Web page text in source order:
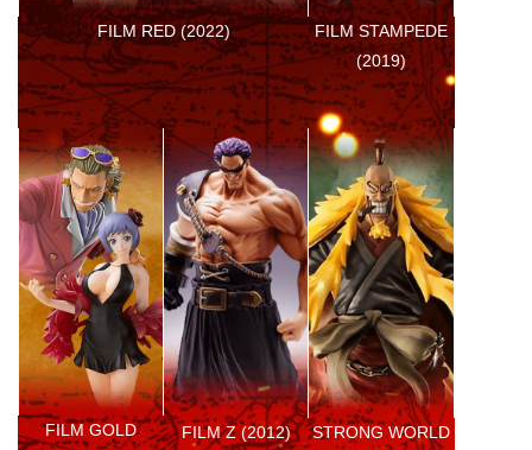
FILM RED (2022)
FILM STAMPEDE
(2019)
FILM GOLD
FILM Z (2012)
STRONG WORLD